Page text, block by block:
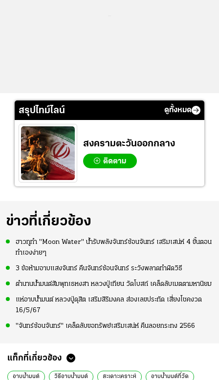
สรุปไทม์ไลน์ ดูทั้งหมด
สงครามตะวันออกกลาง
ติดตาม
ข่าวที่เกี่ยวข้อง
ฮาวทูทำ "Moon Water" น้ำรับพลังจันทร์ซ้อนจันทร์ เสริมเสน่ห์ 4 ขั้นตอน
ทำเองง่ายๆ
3 ข้อห้ามอาบแสงจันทร์ คืนจันทร์ซ้อนจันทร์ ระวังพลาดทำผิดวิธี
ตำนานน้ำมนต์สัมพุทเธหงสา หลวงปู่เทียน วัดโบสถ์ เคล็ดลับเมตตามหานิยม
แห่อาบน้ำมนต์ หลวงปู่ดุสิต เสริมสิริมงคล ส่องเลขประทัด เสี่ยงโชคงวด
16/5/67
"จันทร์ซ้อนจันทร์" เคล็ดลับขอทรัพย์เสริมเสน่ห์ คืนลอยกระทง 2566
แท็กที่เกี่ยวข้อง
อาบน้ำมนต์ วิธีอาบน้ำมนต์ สะเดาะเคราะห์ อาบน้ำมนต์ที่วัด